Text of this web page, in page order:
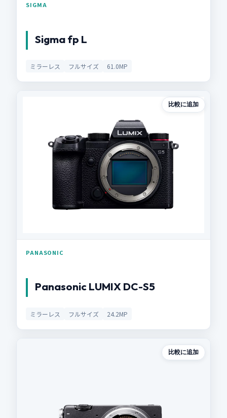
SIGMA
Sigma fp L
ミラーレス フルサイズ 61.0MP
比較に追加
PANASONIC
Panasonic LUMIX DC-S5
ミラーレス フルサイズ 24.2MP
比較に追加